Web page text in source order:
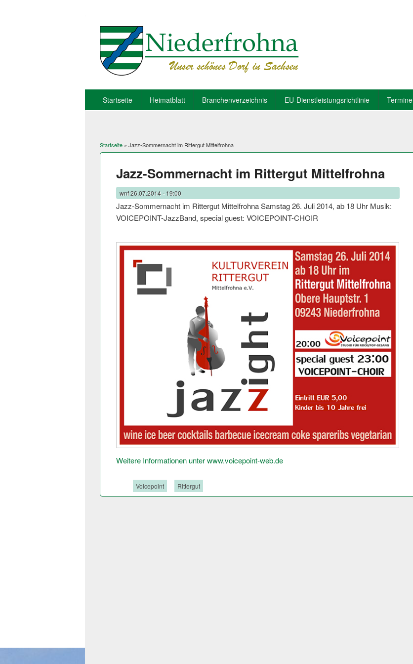
Startseite Heimatblatt Branchenverzeichnis EU-Dienstleistungsrichtlinie Termine
Sie sind hier
Startseite » Jazz-Sommernacht im Rittergut Mittelfrohna
Jazz-Sommernacht im Rittergut Mittelfrohna
wnf26.07.2014 - 19:00
Jazz-Sommernacht im Rittergut Mittelfrohna Samstag 26. Juli 2014, ab 18 Uhr Musik:
VOICEPOINT-JazzBand, special guest: VOICEPOINT-CHOIR
Weitere Informationen unter www.voicepoint-web.de
Voicepoint Rittergut